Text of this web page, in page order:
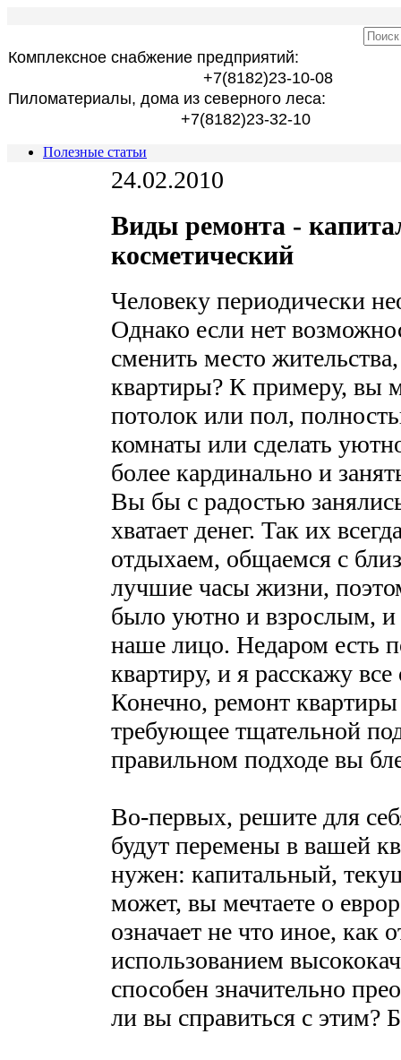
Комплексное снабжение предприятий:
+7(8182)23-10-08
Пиломатериалы, дома из северного леса:
+7(8182)23-32-10
Полезные статьи
24.02.2010
Виды ремонта -
косметический
Человеку периодически
Однако если нет
сменить место
квартиры? К примеру, вы
потолок или пол,
комнаты или сделать
более кардинально и
Вы бы с радостью
хватает денег. Так их
отдыхаем, общаемся с
лучшие часы жизни,
было уютно и взрослым, и
наше лицо. Недаром есть
квартиру, и я расскажу все
Конечно, ремонт
требующее тщательной
правильном подходе вы
Во-первых, решите для
будут перемены в вашей
нужен: капитальный,
может, вы мечтаете о
означает не что иное, как
использованием
способен значительно
ли вы справиться с этим?